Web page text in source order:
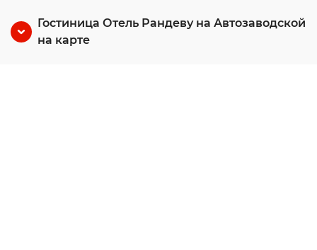
Гостиница Отель Рандеву на Автозаводской
на карте